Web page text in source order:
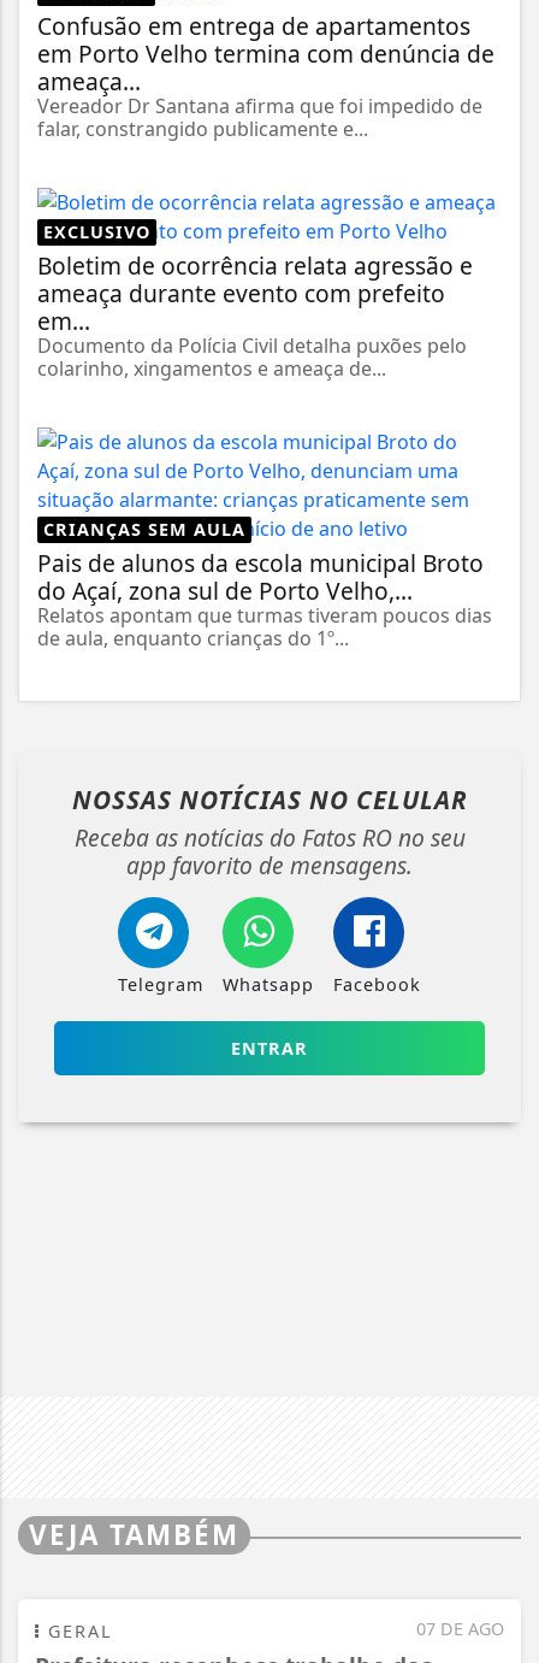
Confusão em entrega de apartamentos
em Porto Velho termina com denúncia de
ameaça...
Vereador Dr Santana afirma que foi impedido de
falar, constrangido publicamente e...
EXCLUSIVO
Boletim de ocorrência relata agressão e
ameaça durante evento com prefeito
em...
Documento da Polícia Civil detalha puxões pelo
colarinho, xingamentos e ameaça de...
CRIANÇAS SEM AULA
Pais de alunos da escola municipal Broto
do Açaí, zona sul de Porto Velho,...
Relatos apontam que turmas tiveram poucos dias
de aula, enquanto crianças do 1º...
NOSSAS NOTÍCIAS NO CELULAR
Receba as notícias do Fatos RO no seu
app favorito de mensagens.
Telegram Whatsapp Facebook
ENTRAR
VEJA TAMBÉM
07 DE AGO
GERAL